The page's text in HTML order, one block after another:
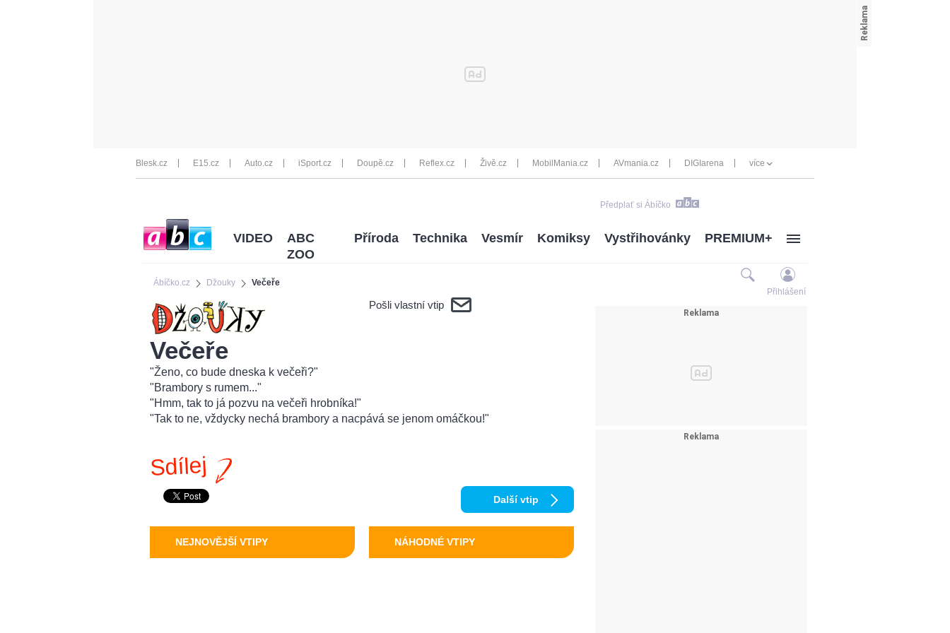
Blesk.cz E15.cz Auto.cz iSport.cz Doupě.cz Reflex.cz Živě.cz MobilMania.cz AVmania.cz DIGIarena více
Předplať si Ábíčko
Ábíčko.cz Džouky Večeře
VIDEO
ABC
ZOO
Příroda Technika Vesmír Komiksy Vystřihovánky PREMIUM+
Přihlášení
Pošli vlastní vtip
Večeře
"Ženo, co bude dneska k večeři?"
"Brambory s rumem..."
"Hmm, tak to já pozvu na večeři hrobníka!"
"Tak to ne, vždycky nechá brambory a nacpává se jenom omáčkou!"
Sdílej
Další vtip
NEJNOVĚJŠÍ VTIPY NÁHODNÉ VTIPY